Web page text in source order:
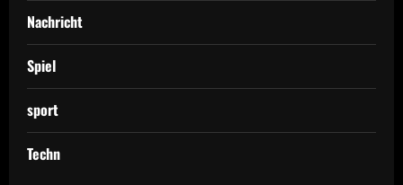
Nachricht
Spiel
sport
Techn